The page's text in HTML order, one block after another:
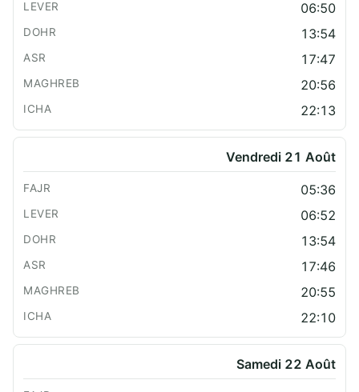
06:50
13:54
17:47
20:56
22:13
Vendredi 21 Août
05:36
06:52
13:54
17:46
20:55
22:10
Samedi 22 Août